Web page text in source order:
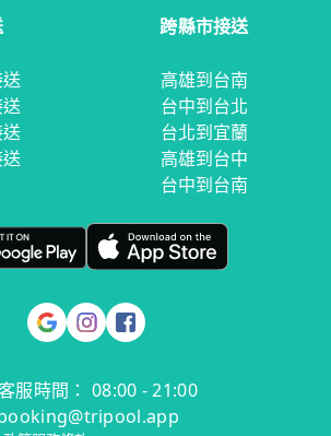
跨縣市接送
高雄到台南
台中到台北
台北到宜蘭
高雄到台中
台中到台南
服時間： 08:00 - 21:00